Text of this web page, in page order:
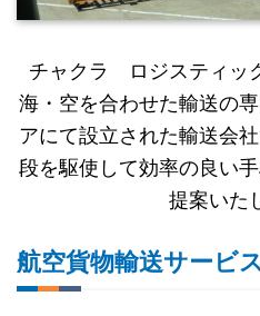
チャクラ ロジスティッ
海・空を合わせた輸送の
アにて設立された輸送会
段を駆使して効率の良い
提案いた
航空貨物輸送サービス